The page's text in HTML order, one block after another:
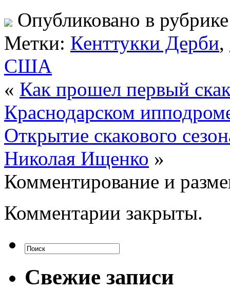
Опубликовано в
Метки: Кенттукки Дерби,
США
« Как прошел первый
Краснодарском
Открытие скакового
Николая Ищенко »
Комментирование и
Комментарии закрыты.
Свежие записи